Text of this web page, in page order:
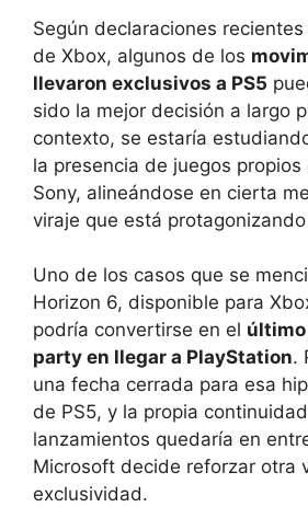
Según declaraciones recientes
de Xbox, algunos de los
llevaron exclusivos a PS5
sido la mejor decisión a largo
contexto, se estaría
la presencia de juegos
Sony, alineándose en cierta
viraje que está
Uno de los casos que se
Horizon 6, disponible para
podría convertirse en el
party en llegar a PlayStation.
una fecha cerrada para esa
de PS5, y la propia
lanzamientos quedaría en
Microsoft decide reforzar otra
exclusividad.